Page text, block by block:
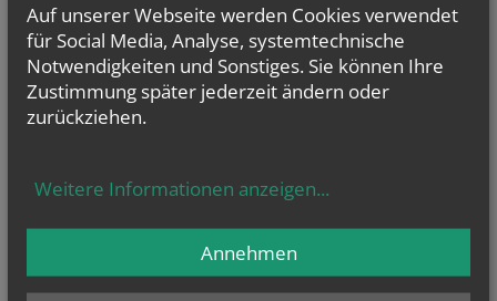
Auf unserer Webseite werden Cookies verwendet
für Social Media, Analyse, systemtechnische
Notwendigkeiten und Sonstiges. Sie können Ihre
Zustimmung später jederzeit ändern oder
zurückziehen.
Weitere Informationen anzeigen...
Annehmen